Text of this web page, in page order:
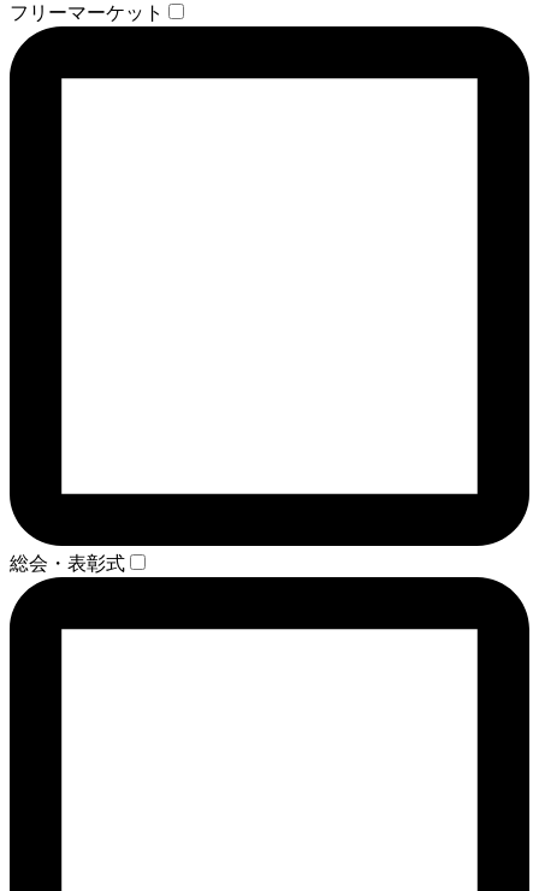
フリーマーケット
総会・表彰式